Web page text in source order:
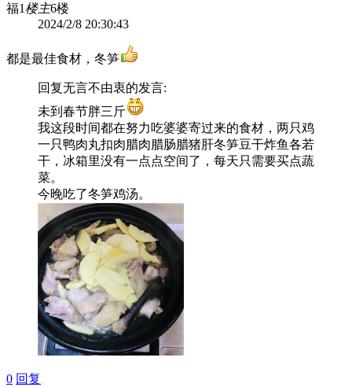
福1楼主6楼
2024/2/8 20:30:43
都是最佳食材，冬笋
回复无言不由衷的发言:
未到春节胖三斤
我这段时间都在努力吃婆婆寄过来的食材，两只鸡
一只鸭肉丸扣肉腊肉腊肠腊猪肝冬笋豆干炸鱼各若
干，冰箱里没有一点点空间了，每天只需要买点蔬
菜。
今晚吃了冬笋鸡汤。
0 回复